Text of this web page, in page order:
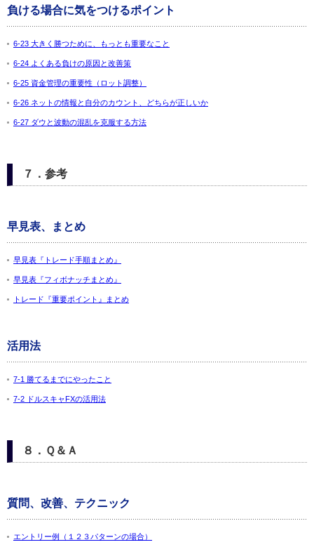
負ける場合に気をつけるポイント
6-23 大きく勝つために、もっとも重要なこと
6-24 よくある負けの原因と改善策
6-25 資金管理の重要性（ロット調整）
6-26 ネットの情報と自分のカウント、どちらが正しいか
6-27 ダウと波動の混乱を克服する方法
７．参考
早見表、まとめ
早見表『トレード手順まとめ』
早見表『フィボナッチまとめ』
トレード『重要ポイント』まとめ
活用法
7-1 勝てるまでにやったこと
7-2 ドルスキャFXの活用法
８．Ｑ＆Ａ
質問、改善、テクニック
エントリー例（１２３パターンの場合）